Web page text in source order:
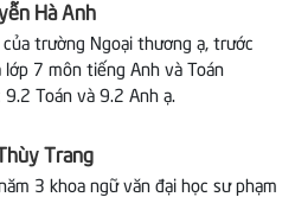
Hà Anh
của trường Ngoại thương ạ, trước
7 môn tiếng Anh và Toán
Toán và 9.2 Anh ạ.
Trang
3 khoa ngữ văn đại học sư phạm